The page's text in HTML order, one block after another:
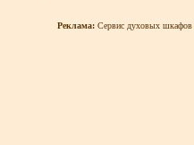
Реклама: Сервис духовых